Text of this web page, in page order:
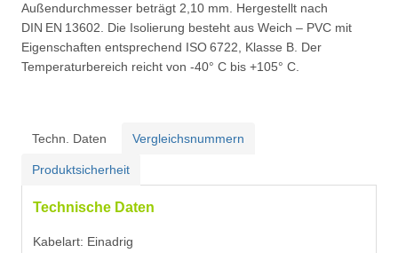
Außendurchmesser beträgt 2,10 mm. Hergestellt nach
DIN EN 13602. Die Isolierung besteht aus Weich – PVC mit
Eigenschaften entsprechend ISO 6722, Klasse B. Der
Temperaturbereich reicht von -40° C bis +105° C.
Techn. Daten Vergleichsnummern
Produktsicherheit
Technische Daten
Kabelart: Einadrig